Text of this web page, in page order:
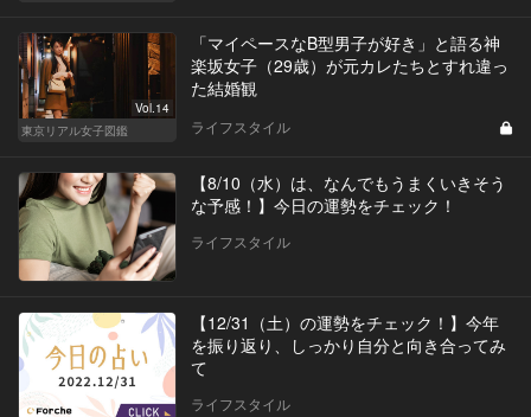
Vol.14
東京リアル女子図鑑
「マイペースなB型男子が好き」と語る神
楽坂女子（29歳）が元カレたちとすれ違っ
た結婚観
ライフスタイル
【8/10（水）は、なんでもうまくいきそう
な予感！】今日の運勢をチェック！
ライフスタイル
【12/31（土）の運勢をチェック！】今年
を振り返り、しっかり自分と向き合ってみ
て
ライフスタイル